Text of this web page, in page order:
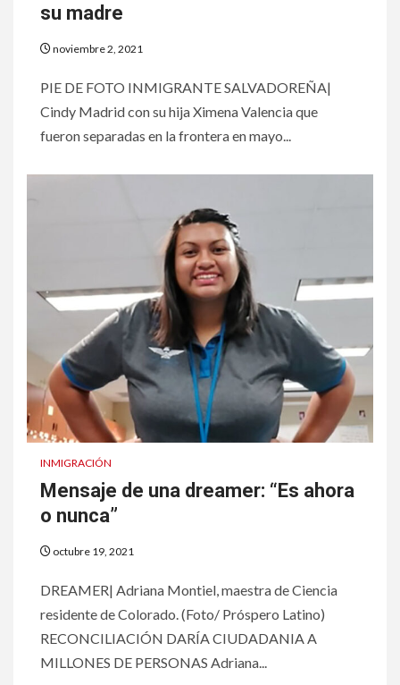
su madre
noviembre 2, 2021
PIE DE FOTO INMIGRANTE SALVADOREÑA|
Cindy Madrid con su hija Ximena Valencia que
fueron separadas en la frontera en mayo...
INMIGRACIÓN
Mensaje de una dreamer: “Es ahora
o nunca”
octubre 19, 2021
DREAMER| Adriana Montiel, maestra de Ciencia
residente de Colorado. (Foto/ Próspero Latino)
RECONCILIACIÓN DARÍA CIUDADANIA A
MILLONES DE PERSONAS Adriana...